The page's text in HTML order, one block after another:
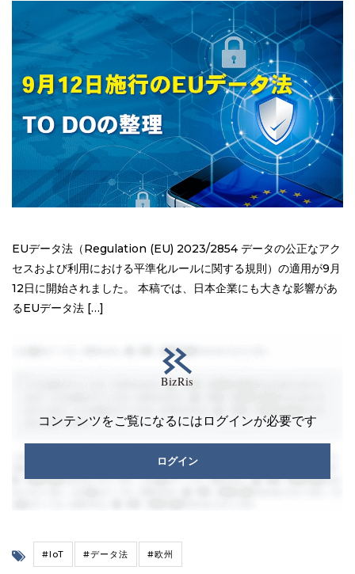
EUデータ法（Regulation (EU) 2023/2854 データの公正なアク
セスおよび利用における平準化ルールに関する規則）の適用が9月
12日に開始されました。 本稿では、日本企業にも大きな影響があ
るEUデータ法 […]
コンテンツをご覧になるにはログインが必要です
ログイン
#IoT #データ法 #欧州